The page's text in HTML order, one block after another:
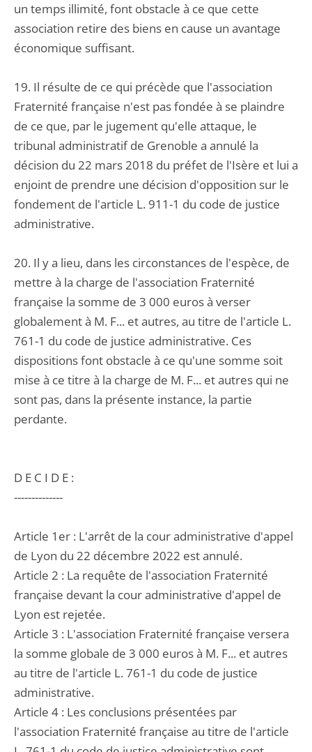
un temps illimité, font obstacle à ce que cette
association retire des biens en cause un avantage
économique suffisant.
19. Il résulte de ce qui précède que l'association
Fraternité française n'est pas fondée à se plaindre
de ce que, par le jugement qu'elle attaque, le
tribunal administratif de Grenoble a annulé la
décision du 22 mars 2018 du préfet de l'Isère et lui a
enjoint de prendre une décision d'opposition sur le
fondement de l'article L. 911-1 du code de justice
administrative.
20. Il y a lieu, dans les circonstances de l'espèce, de
mettre à la charge de l'association Fraternité
française la somme de 3 000 euros à verser
globalement à M. F... et autres, au titre de l'article L.
761-1 du code de justice administrative. Ces
dispositions font obstacle à ce qu'une somme soit
mise à ce titre à la charge de M. F... et autres qui ne
sont pas, dans la présente instance, la partie
perdante.
D E C I D E :
--------------
Article 1er : L'arrêt de la cour administrative d'appel
de Lyon du 22 décembre 2022 est annulé.
Article 2 : La requête de l'association Fraternité
française devant la cour administrative d'appel de
Lyon est rejetée.
Article 3 : L'association Fraternité française versera
la somme globale de 3 000 euros à M. F... et autres
au titre de l'article L. 761-1 du code de justice
administrative.
Article 4 : Les conclusions présentées par
l'association Fraternité française au titre de l'article